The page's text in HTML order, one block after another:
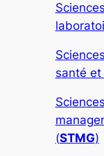
santé
(STMG)